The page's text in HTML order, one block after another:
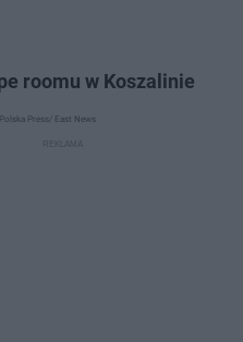
roomu w Koszalinie
Press/ East News